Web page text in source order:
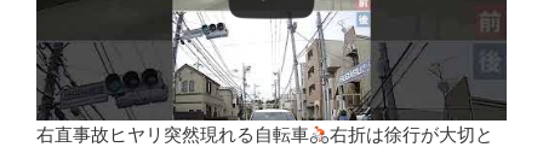
右直事故ヒヤリ突然現れる自転車
右折は徐行が大切と